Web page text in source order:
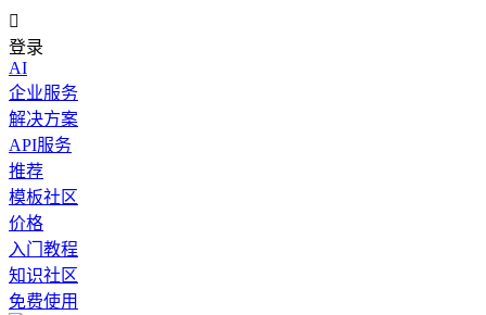

登录
AI
企业服务
解决方案
API服务
推荐
模板社区
价格
入门教程
知识社区
免费使用